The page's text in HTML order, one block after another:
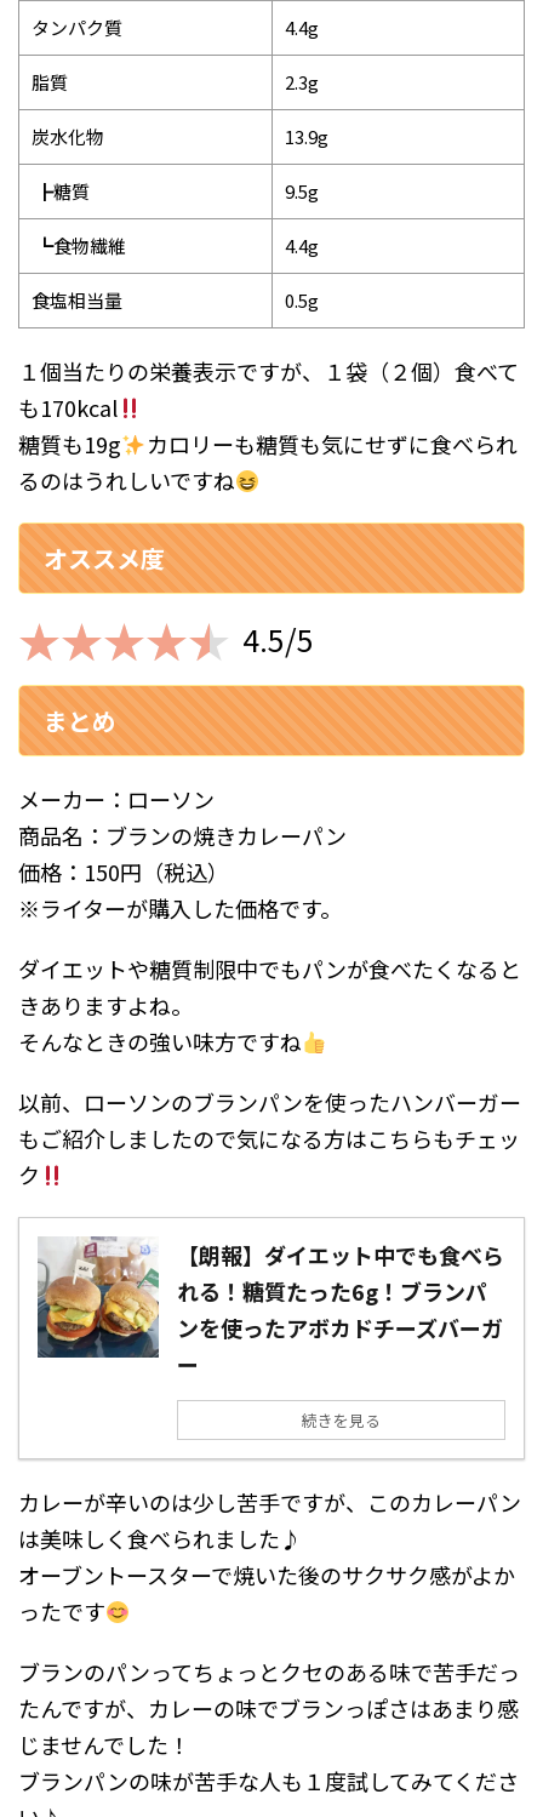
タンパク質 4.4g
脂質 2.3g
炭水化物 13.9g
┣糖質 9.5g
┗食物繊維 4.4g
食塩相当量 0.5g
１個当たりの栄養表示ですが、１袋（２個）食べて
も170kcal
糖質も19g
カロリーも糖質も気にせずに食べられ
るのはうれしいですね
オススメ度
4.5/5
まとめ
メーカー：ローソン
商品名：ブランの焼きカレーパン
価格：150円（税込）
※ライターが購入した価格です。
ダイエットや糖質制限中でもパンが食べたくなると
きありますよね。
そんなときの強い味方ですね
以前、ローソンのブランパンを使ったハンバーガー
もご紹介しましたので気になる方はこちらもチェッ
ク
【朗報】ダイエット中でも食べら
れる！糖質たった6g！ブランパ
ンを使ったアボカドチーズバーガ
ー
続きを見る
カレーが辛いのは少し苦手ですが、このカレーパン
は美味しく食べられました♪
オーブントースターで焼いた後のサクサク感がよか
ったです
ブランのパンってちょっとクセのある味で苦手だっ
たんですが、カレーの味でブランっぽさはあまり感
じませんでした！
ブランパンの味が苦手な人も１度試してみてくださ